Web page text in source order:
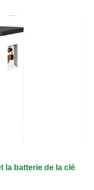
la batterie de la clé